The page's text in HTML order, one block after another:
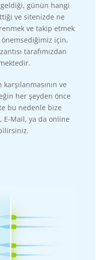
günün hangi
ve sitenizde ne
ve takip etmek
için,
tarafımızdan
ve
her şeyden önce
bu nedenle bize
Mail, ya da online